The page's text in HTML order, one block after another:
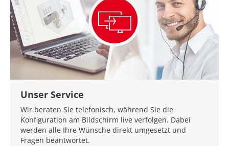
Unser Service
Wir beraten Sie telefonisch, während Sie die
Konfiguration am Bildschirm live verfolgen. Dabei
werden alle Ihre Wünsche direkt umgesetzt und
Fragen beantwortet.